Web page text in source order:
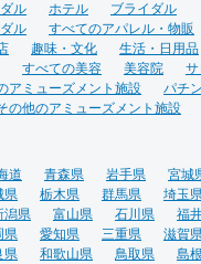
ル
ホテル
ブライダル
ル
すべてのアパレル・物販
趣味・文化
生活・日用品
すべての美容 美容院
サ
アミューズメント施設 パチ
の他のアミューズメント施設
道 青森県 岩手県 宮城
県 栃木県 群馬県 埼玉
潟県 富山県 石川県 福
県 愛知県 三重県 滋賀
県 和歌山県 鳥取県 島